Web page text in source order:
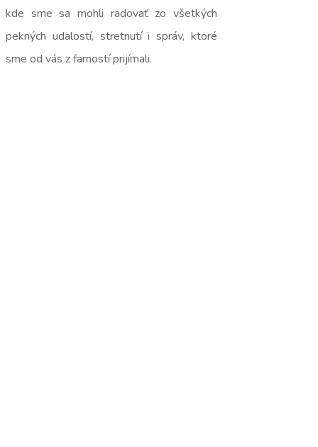
kde sme sa mohli radovať zo všetkých
pekných udalostí, stretnutí i správ, ktoré
sme od vás z farností prijímali.